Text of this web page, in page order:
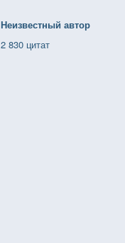
Неизвестный автор
2 830 цитат